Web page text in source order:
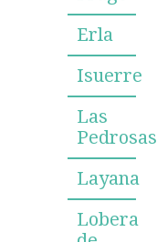
Erla
Isuerre
Las
Pedrosas
Layana
Lobera